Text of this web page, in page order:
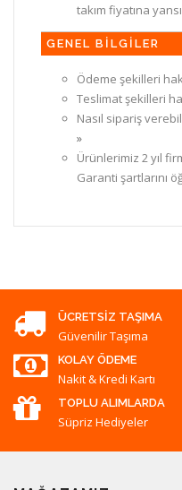
takım fiyatına
GENEL BİLGİLER
Ödeme şekilleri
Teslimat şekilleri
Nasıl sipariş
»
Ürünlerimiz 2 yıl
Garanti şartlarını
ÜCRETSIZ TAŞIMA
Güvenilir Taşıma
KOLAY ÖDEME
Nakit & Kredi Kartı
TOPLU ALIMLARDA
Süpriz Hediyeler